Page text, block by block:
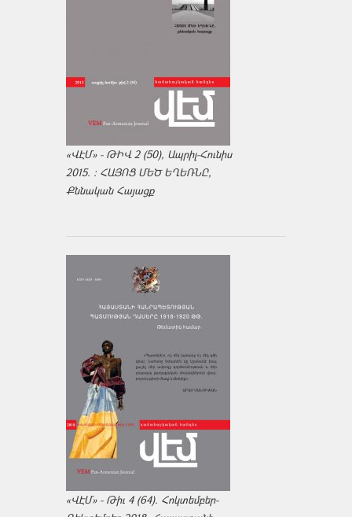
«ՎԷՄ» - ԹԻՎ 2 (50), Ապրիլ-Հունիս
2015. : ՀԱՅՈՑ ՄԵԾ ԵՂԵՌՆԸ,
Քննական Հայացք
«ՎԷՄ» - Թիւ 4 (64). Հոկտեմբեր-